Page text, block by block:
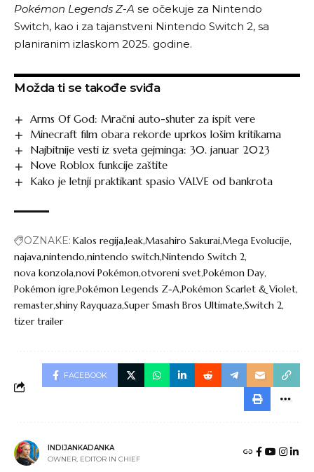
Pokémon Legends Z-A se očekuje za Nintendo
Switch, kao i za tajanstveni Nintendo Switch 2, sa
planiranim izlaskom 2025. godine.
Možda ti se takođe sviđa
Arms Of God: Mračni auto-shuter za ispit vere
Minecraft film obara rekorde uprkos lošim kritikama
Najbitnije vesti iz sveta gejminga: 30. januar 2023
Nove Roblox funkcije zaštite
Kako je letnji praktikant spasio VALVE od bankrota
OZNAKE: Kalos regijaleakMasahiro SakuraiMega Evolucije
najavanintendo nintendo switchNintendo Switch 2
nova konzolanovi Pokémonotvoreni svetPokémon Day
Pokémon igrePokémon Legends Z-APokémon Scarlet & Violet
remastershiny RayquazaSuper Smash Bros UltimateSwitch 2
tizer trailer
FACEBOOK
INDIJANKADANKA
OWNER, EDITOR IN CHIEF